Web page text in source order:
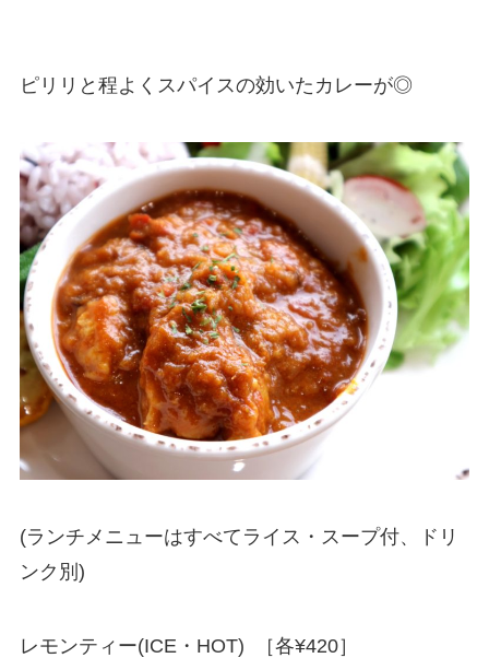
ピリリと程よくスパイスの効いたカレーが◎
(ランチメニューはすべてライス・スープ付、ドリ
ンク別)
レモンティー(ICE・HOT) ［各¥420］